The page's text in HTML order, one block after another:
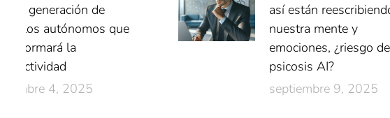
nueva generación de
modelos autónomos que
transformará la
productividad
diciembre 4, 2025
así están
nuestra mente y
emociones, ¿riesgo de
psicosis AI?
septiembre 9, 2025